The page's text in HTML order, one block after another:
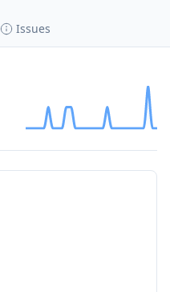
Issues